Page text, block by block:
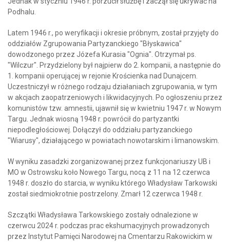
Podhalu.
Latem 1946 r., po weryfikacji i okresie próbnym, został przyjęty do
oddziałów Zgrupowania Partyzanckiego "Błyskawica"
dowodzonego przez Józefa Kurasia "Ognia". Otrzymał ps.
"Wilczur". Przydzielony był najpierw do 2. kompanii, a następnie do
1. kompanii operującej w rejonie Krościenka nad Dunajcem.
Uczestniczył w różnego rodzaju działaniach zgrupowania, w tym
w akcjach zaopatrzeniowych i likwidacyjnych. Po ogłoszeniu przez
komunistów tzw. amnestii, ujawnił się w kwietniu 1947 r. w Nowym
Targu. Jednak wiosną 1948 r. powrócił do partyzantki
niepodległościowej. Dołączył do oddziału partyzanckiego
"Wiarusy", działającego w powiatach nowotarskim i limanowskim.
W wyniku zasadzki zorganizowanej przez funkcjonariuszy UB i
MO w Ostrowsku koło Nowego Targu, nocą z 11 na 12 czerwca
1948 r. doszło do starcia, w wyniku którego Władysław Tarkowski
został siedmiokrotnie postrzelony. Zmarł 12 czerwca 1948 r.
Szczątki Władysława Tarkowskiego zostały odnalezione w
czerwcu 2024 r. podczas prac ekshumacyjnych prowadzonych
przez Instytut Pamięci Narodowej na Cmentarzu Rakowickim w